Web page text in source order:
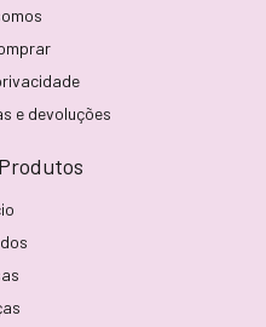
e devoluções